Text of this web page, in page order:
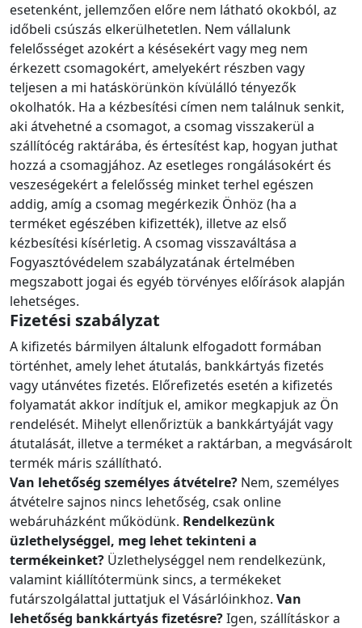
esetenként, jellemzően előre nem látható okokból, az
időbeli csúszás elkerülhetetlen. Nem vállalunk
felelősséget azokért a késésekért vagy meg nem
érkezett csomagokért, amelyekért részben vagy
teljesen a mi hatáskörünkön kívülálló tényezők
okolhatók. Ha a kézbesítési címen nem találnuk senkit,
aki átvehetné a csomagot, a csomag visszakerül a
szállítócég raktárába, és értesítést kap, hogyan juthat
hozzá a csomagjához. Az esetleges rongálásokért és
veszeségekért a felelősség minket terhel egészen
addig, amíg a csomag megérkezik Önhöz (ha a
terméket egészében kifizették), illetve az első
kézbesítési kísérletig. A csomag visszaváltása a
Fogyasztóvédelem szabályzatának értelmében
megszabott jogai és egyéb törvényes előírások alapján
lehetséges.
Fizetési szabályzat
A kifizetés bármilyen általunk elfogadott formában
történhet, amely lehet átutalás, bankkártyás fizetés
vagy utánvétes fizetés. Előrefizetés esetén a kifizetés
folyamatát akkor indítjuk el, amikor megkapjuk az Ön
rendelését. Mihelyt ellenőriztük a bankkártyáját vagy
átutalását, illetve a terméket a raktárban, a megvásárolt
termék máris szállítható.
Van lehetőség személyes átvételre? Nem, személyes
átvételre sajnos nincs lehetőség, csak online
webáruházként működünk. Rendelkezünk
üzlethelységgel, meg lehet tekinteni a
termékeinket? Üzlethelységgel nem rendelkezünk,
valamint kiállítótermünk sincs, a termékeket
futárszolgálattal juttatjuk el Vásárlóinkhoz. Van
lehetőség bankkártyás fizetésre?Igen, szállításkor a